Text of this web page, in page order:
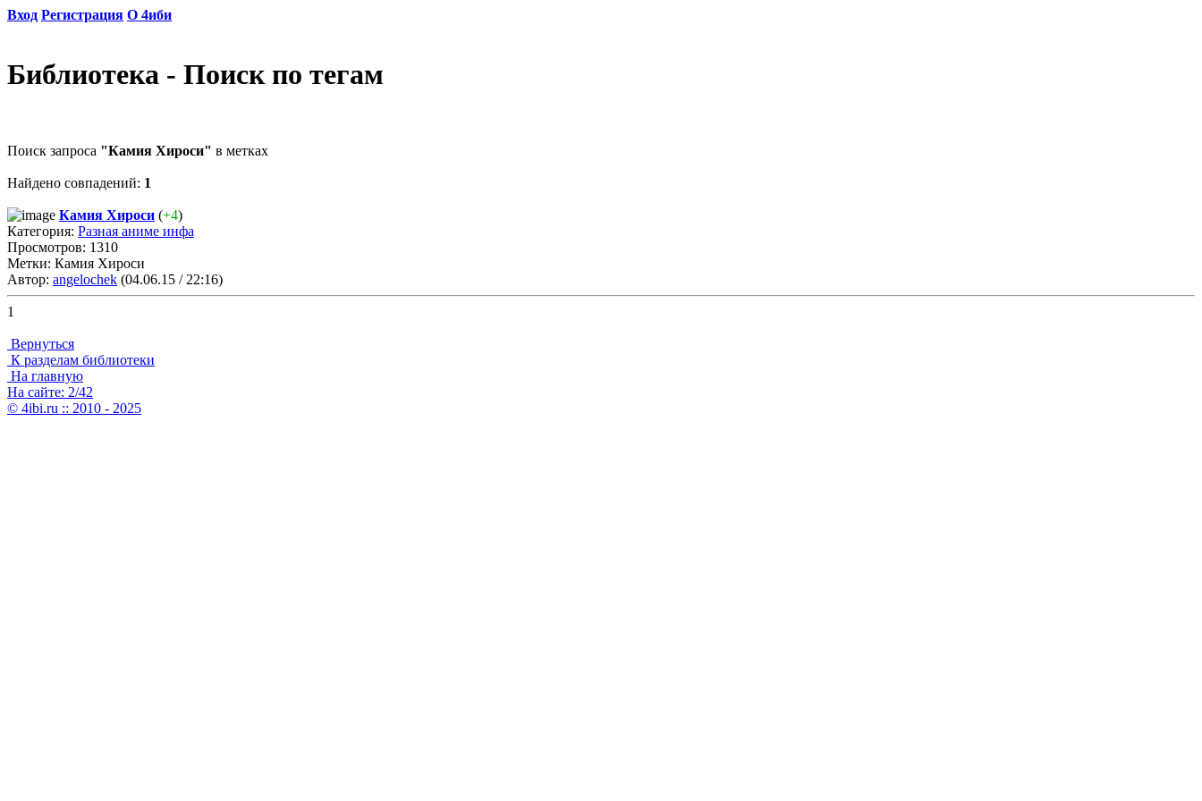
Вход Регистрация О 4иби
Библиотека - Поиск по тегам
Поиск запроса "Камия Хироси" в метках
Найдено совпадений: 1
Камия Хироси (+4)
Категория: Разная аниме инфа
Просмотров: 1310
Метки: Камия Хироси
Автор: angelochek (04.06.15 / 22:16)
1
Вернуться
К разделам библиотеки
На главную
На сайте: 2/42
© 4ibi.ru :: 2010 - 2025